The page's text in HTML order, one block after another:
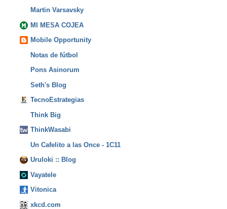
Martin Varsavsky
MI MESA COJEA
Mobile Opportunity
Notas de fútbol
Pons Asinorum
Seth's Blog
TecnoEstrategias
Think Big
ThinkWasabi
Un Cafelito a las Once - 1C11
Uruloki :: Blog
Vayatele
Vitonica
xkcd.com